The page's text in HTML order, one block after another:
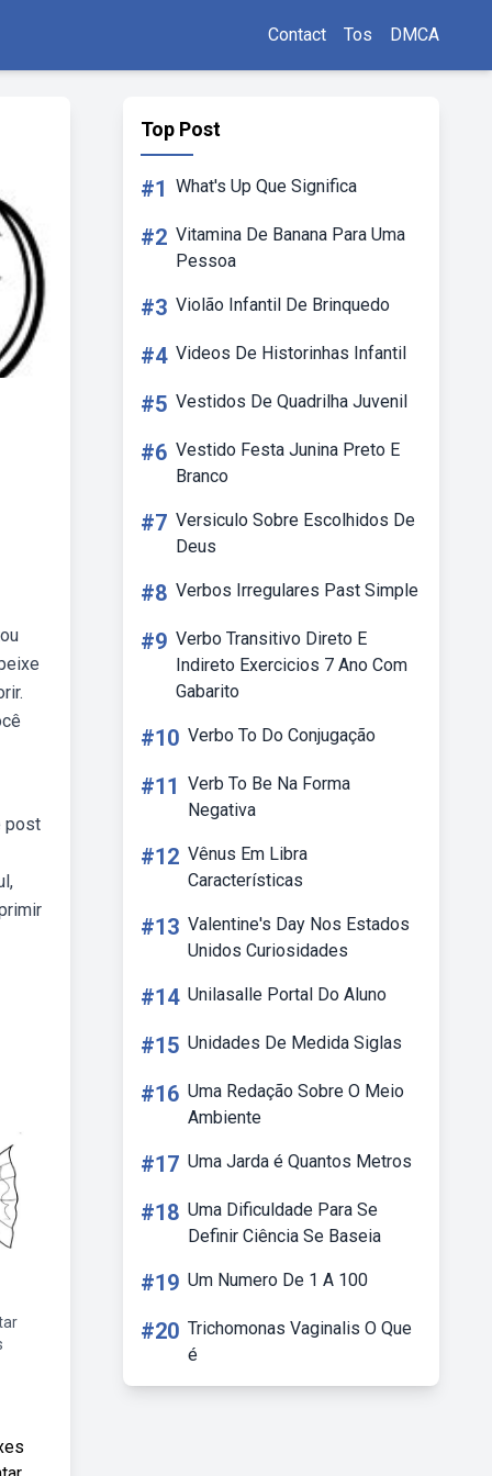
Contact Tos DMCA
post
Top Post
#1 What's Up Que Significa
#2 Vitamina De Banana Para Uma
Pessoa
#3 Violão Infantil De Brinquedo
#4 Videos De Historinhas Infantil
#5 Vestidos De Quadrilha Juvenil
#6 Vestido Festa Junina Preto E
Branco
#7 Versiculo Sobre Escolhidos De
Deus
#8 Verbos Irregulares Past Simple
#9 Verbo Transitivo Direto E
Indireto Exercicios 7 Ano Com
Gabarito
#10 Verbo To Do Conjugação
#11 Verb To Be Na Forma
Negativa
#12 Vênus Em Libra
Características
#13 Valentine's Day Nos Estados
Unidos Curiosidades
#14 Unilasalle Portal Do Aluno
#15 Unidades De Medida Siglas
#16 Uma Redação Sobre O Meio
Ambiente
#17 Uma Jarda é Quantos Metros
#18 Uma Dificuldade Para Se
Definir Ciência Se Baseia
#19 Um Numero De 1 A 100
#20 Trichomonas Vaginalis O Que
é